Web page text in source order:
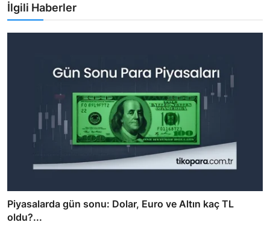
İlgili Haberler
Piyasalarda gün sonu: Dolar, Euro ve Altın kaç TL
oldu?...